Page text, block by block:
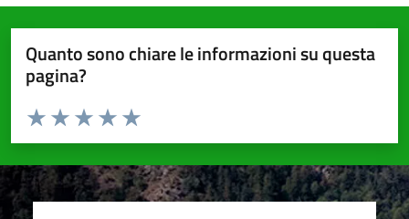
Quanto sono chiare le informazioni su questa
pagina?
Valuta da 1 a 5 stelle la pagina
Valuta 5 stelle su 5
Valuta 4 stelle su 5
Valuta 3 stelle su 5
Valuta 2 stelle su 5
Valuta 1 stelle su 5